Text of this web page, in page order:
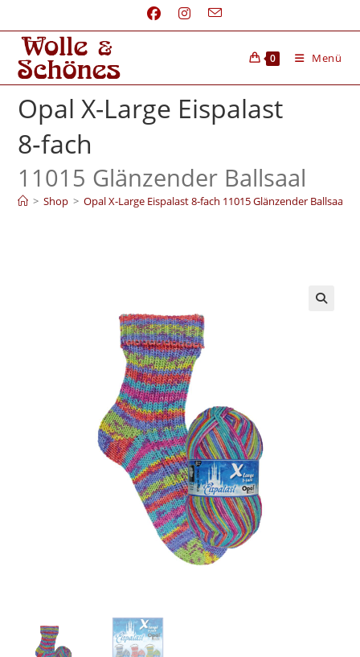
0 Menü
Opal X-Large Eispalast
8‑fach
11015 Glänzender Ballsaal
> Shop > Opal X-Large Eispalast 8‑fach 11015 Glänzender Ballsaal